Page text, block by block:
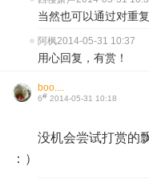
当然也可以通过对重
阿枫2014-05-31 10:37
用心回复，有赏！
boo....
6# 2014-05-31 10:18
没机会尝试打赏的
：）